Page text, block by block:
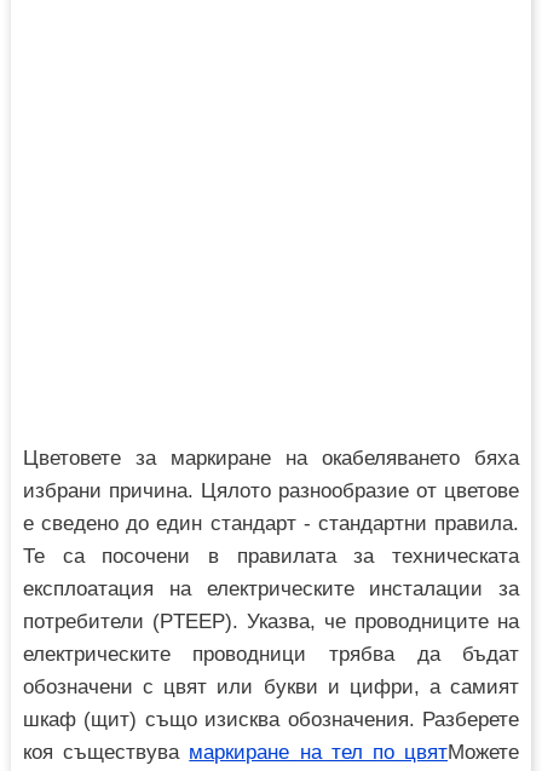
Цветовете за маркиране на окабеляването бяха
избрани причина. Цялото разнообразие от цветове
е сведено до един стандарт - стандартни правила.
Те са посочени в правилата за техническата
експлоатация на електрическите инсталации за
потребители (PTEEP). Указва, че проводниците на
електрическите проводници трябва да бъдат
обозначени с цвят или букви и цифри, а самият
шкаф (щит) също изисква обозначения. Разберете
коя съществува маркиране на тел по цвятМожете